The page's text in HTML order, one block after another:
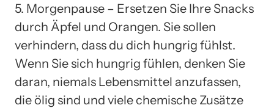
5. Morgenpause – Ersetzen Sie Ihre Snacks
durch Äpfel und Orangen. Sie sollen
verhindern, dass du dich hungrig fühlst.
Wenn Sie sich hungrig fühlen, denken Sie
daran, niemals Lebensmittel anzufassen,
die ölig sind und viele chemische Zusätze